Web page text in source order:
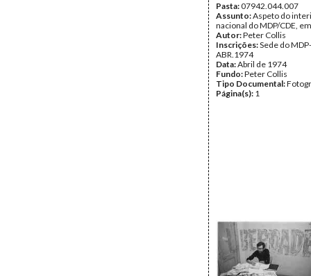
Pasta:07942.044.007
Assunto:Aspeto do
nacional do MDP/CDE,
Autor:Peter Collis
Inscrições:Sede do
ABR.1974
Data:Abril de 1974
Fundo:Peter Collis
Tipo Documental:
Página(s): 1